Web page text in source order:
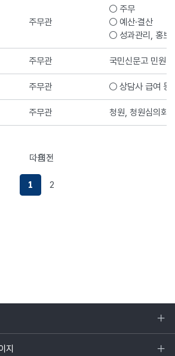
주무관
○ 주무
○ 예산·결산
○ 성과관리, 홍보
주무관 국민신문고 민원.
주무관 ○ 상담사 급여 등
주무관 청원, 청원심의회
이전
페이지로이동하기
1
2
다음페이지로이동하기
지